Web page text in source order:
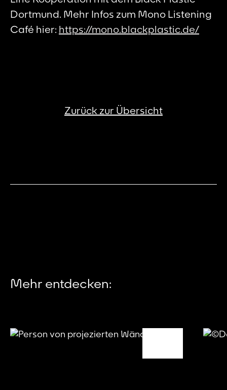
Dortmund. Mehr Infos zum Mono Listening
Café hier: https://mono.blackplastic.de/
Zurück zur Übersicht
Mehr entdecken: